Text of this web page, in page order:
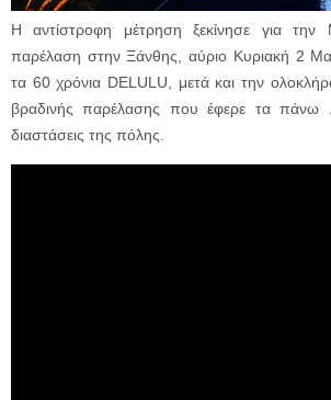
Η αντίστροφη μέτρηση ξεκίνησε για την
παρέλαση στην Ξάνθης, αύριο Κυριακή 2
τα 60 χρόνια DELULU, μετά και την
βραδινής παρέλασης που έφερε τα
διαστάσεις της πόλης.